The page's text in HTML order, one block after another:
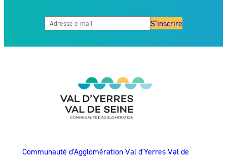
S’inscrire
Communauté d'Agglomération Val d'Yerres Val de